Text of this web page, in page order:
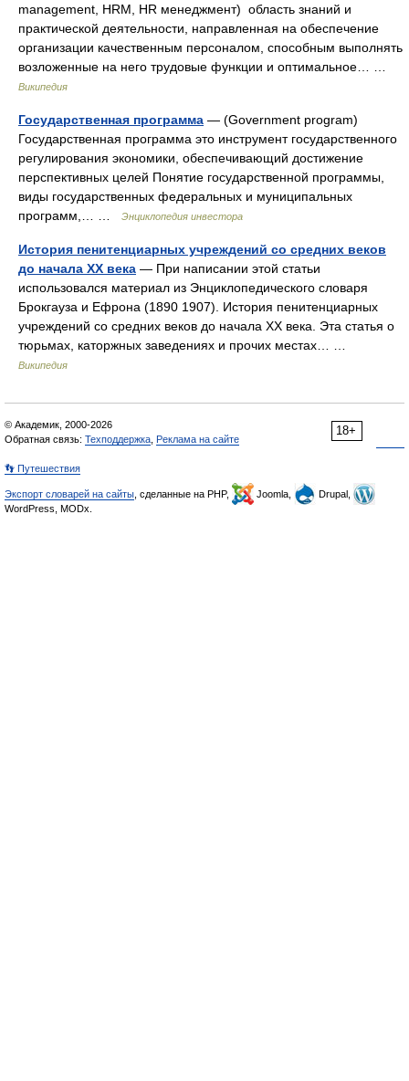
management, HRM, HR менеджмент) область знаний и
практической деятельности, направленная на обеспечение
организации качественным персоналом, способным выполнять
возложенные на него трудовые функции и оптимальное… …
Википедия
Государственная программа — (Government program)
Государственная программа это инструмент государственного
регулирования экономики, обеспечивающий достижение
перспективных целей Понятие государственной программы,
виды государственных федеральных и муниципальных
программ,… …
Энциклопедия инвестора
История пенитенциарных учреждений со средних веков
до начала XX века — При написании этой статьи
использовался материал из Энциклопедического словаря
Брокгауза и Ефрона (1890 1907). История пенитенциарных
учреждений со средних веков до начала XX века. Эта статья о
тюрьмах, каторжных заведениях и прочих местах… …
Википедия
18+
© Академик, 2000-2026
Обратная связь: Техподдержка Реклама на сайте
👣 Путешествия
Экспорт словарей на сайты , сделанные на PHP, Joomla,
Drupal,
WordPress, MODx.